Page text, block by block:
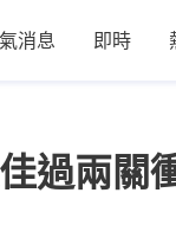
消息 即時
過兩